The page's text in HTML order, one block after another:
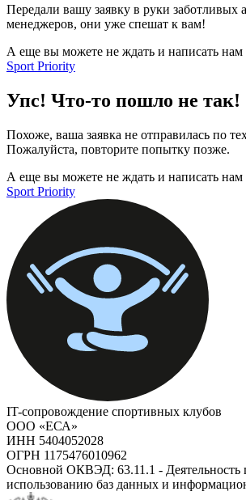
Передали вашу заявку в руки заботливых
менеджеров, они уже спешат к вам!
А еще вы можете не ждать и написать нам
Sport Priority
Упс! Что-то пошло не так!
Похоже, ваша заявка не отправилась по
Пожалуйста, повторите попытку позже.
А еще вы можете не ждать и написать нам
Sport Priority
IT-сопровождение спортивных клубов
ООО «ЕСА»
ИНН 5404052028
ОГРН 1175476010962
Основной ОКВЭД: 63.11.1 - Деятельность
использованию баз данных и